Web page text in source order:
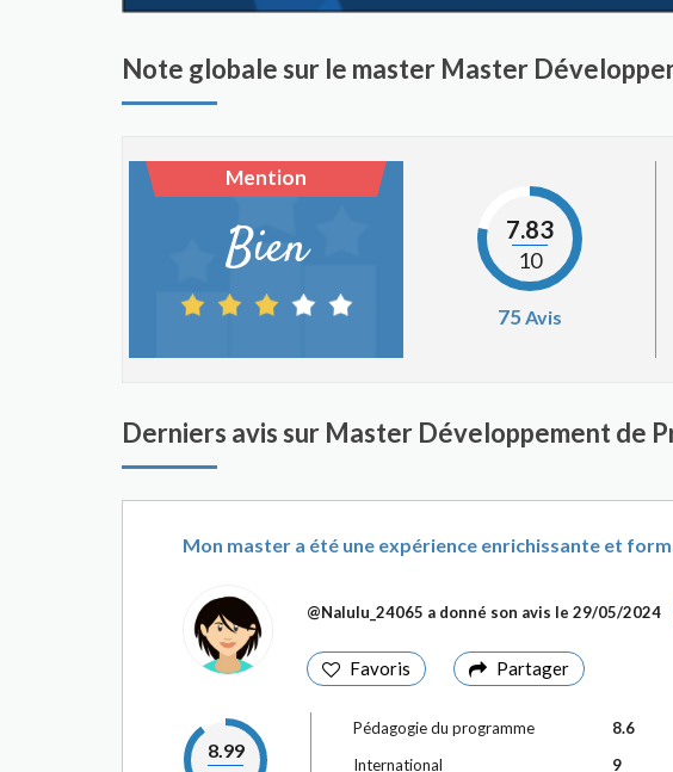
Note globale sur le master Master
Mention
Bien 7.83
10
75 Avis
Derniers avis sur Master Développement de
Mon master a été une expérience enrichissante et
@Nalulu_24065 a donné son avis le 29/05/2024
Favoris Partager
8.99
Pédagogie du programme
8.6
International
9